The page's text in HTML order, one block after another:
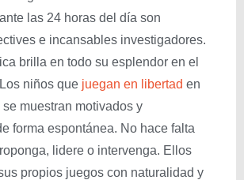
las 24 horas del día son
e incansables investigadores.
brilla en todo su esplendor en el
niños que juegan en libertad en
muestran motivados y
forma espontánea. No hace falta
lidere o intervenga. Ellos
propios juegos con naturalidad y